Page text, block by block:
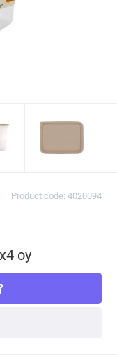
Product code: 4020094
oy